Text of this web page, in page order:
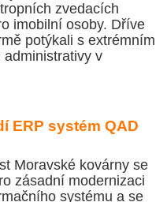
zvedacích
imobilní osoby. Dříve
potýkali s extrémním
administrativy v
ERP systém QAD
Moravské kovárny se
zásadní modernizaci
systému a se